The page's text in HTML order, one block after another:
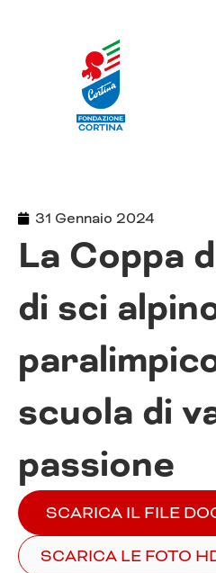
31 Gennaio 2024
La Coppa
di sci
scuola di
passione
SCARICA IL FILE
SCARICA LE FOTO